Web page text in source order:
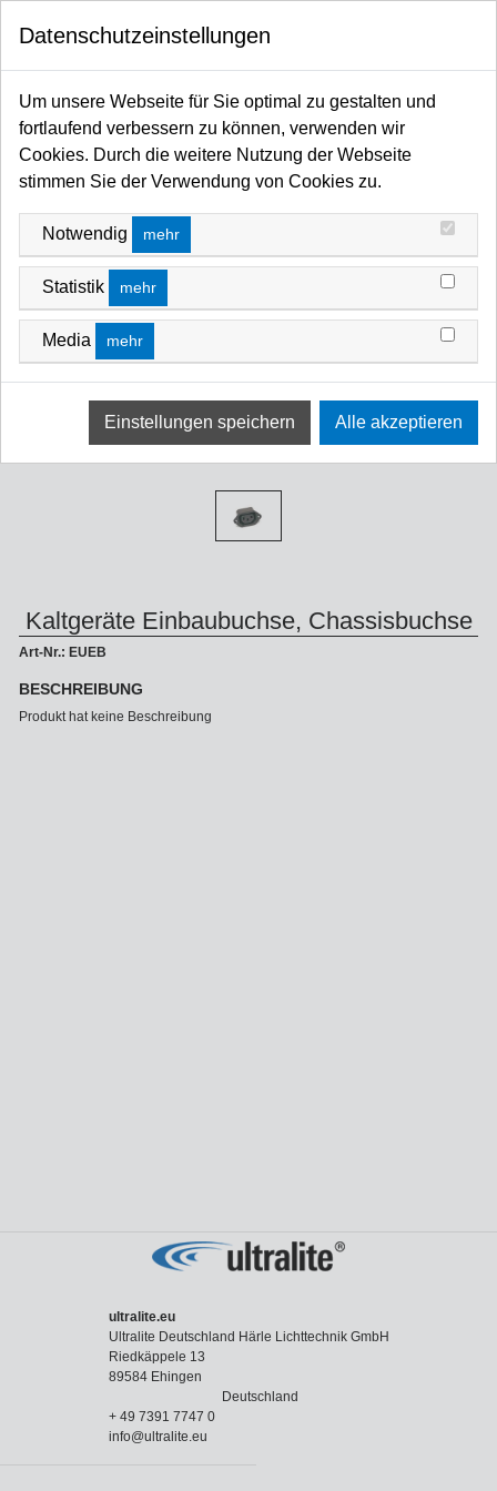
Startseite Kabel / Stecker / Verteiler Steckverbinder Kaltgeräte
Kaltgeräte Einbaubuchse, Chassisbuchse
Art-Nr.: EUEB
BESCHREIBUNG
Produkt hat keine Beschreibung
ultralite.eu
Ultralite Deutschland Härle Lichttechnik GmbH
Riedkäppele 13
89584 Ehingen
Deutschland
+ 49 7391 7747 0
info@ultralite.eu
Datenschutzeinstellungen
Um unsere Webseite für Sie optimal zu gestalten und
fortlaufend verbessern zu können, verwenden wir
Cookies. Durch die weitere Nutzung der Webseite
stimmen Sie der Verwendung von Cookies zu.
Notwendig mehr
Statistik mehr
Media mehr